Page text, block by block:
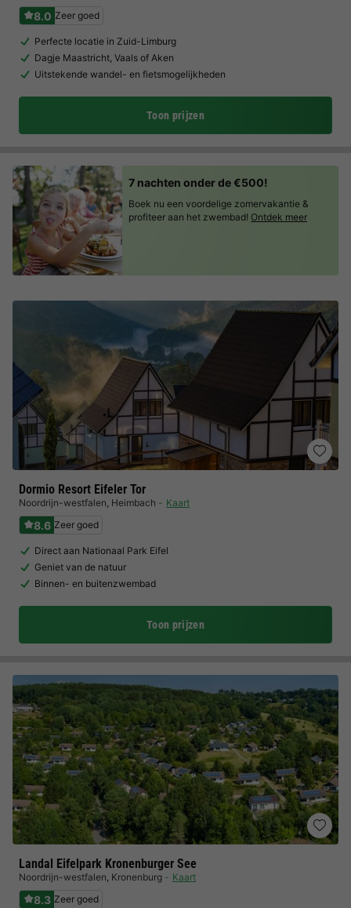
8.0 Zeer goed
Perfecte locatie in Zuid-Limburg
Dagje Maastricht, Vaals of Aken
Uitstekende wandel- en fietsmogelijkheden
Toon prijzen
Dormio Resort Eifeler Tor
Noordrijn-westfalen, Heimbach Kaart
8.6 Zeer goed
Direct aan Nationaal Park Eifel
Geniet van de natuur
Binnen- en buitenzwembad
Toon prijzen
Landal Eifelpark Kronenburger See
Noordrijn-westfalen, Kronenburg Kaart
8.3 Zeer goed
7 nachten onder de €500!
Boek nu een voordelige zomervakantie &
profiteer aan het zwembad! Ontdek meer